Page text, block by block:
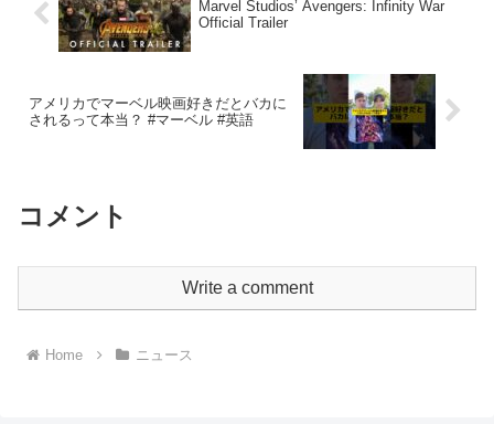
Marvel Studios’ Avengers: Infinity War
Official Trailer
アメリカでマーベル映画好きだとバカに
されるって本当？ #マーベル #英語
コメント
Write a comment
Home ニュース